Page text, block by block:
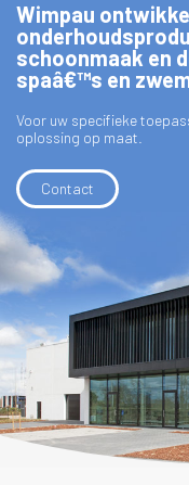
Wimpau
schoonmaak en
spaâ€™s en
Voor uw specifieke
oplossing op maat.
Contact